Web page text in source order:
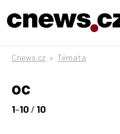
Cnews.cz » Témata
oc
1–10 / 10